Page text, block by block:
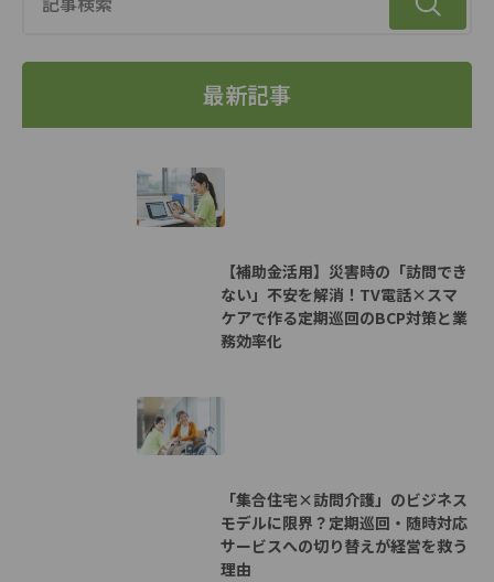
最新記事
【補助金活用】災害時の「訪問でき
ない」不安を解消！TV電話×スマ
ケアで作る定期巡回のBCP対策と業
務効率化
「集合住宅×訪問介護」のビジネス
モデルに限界？定期巡回・随時対応
サービスへの切り替えが経営を救う
理由